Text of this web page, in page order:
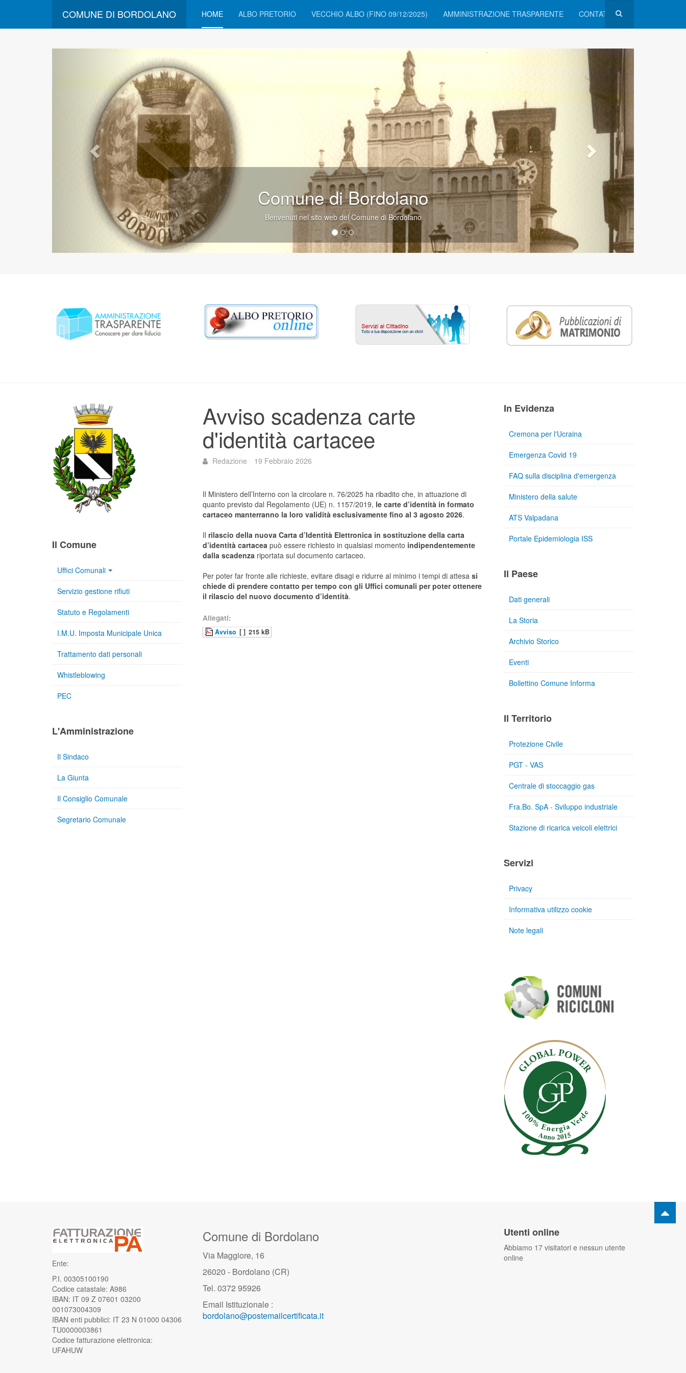
COMUNE DI BORDOLANO HOME ALBO PRETORIO VECCHIO ALBO (FINO 09/12/2025) AMMINISTRAZIONE TRASPARENTE CONTATTI
Comune di Bordolano
Benvenuti nel sito web del Comune di Bordolano
Avviso scadenza carte
d'identità cartacee
Redazione 19 Febbraio 2026
Il Ministero dell’Interno con la circolare n. 76/2025 ha ribadito che, in attuazione di
quanto previsto dal Regolamento (UE) n. 1157/2019, le carte d’identità in formato
cartaceo manterranno la loro validità esclusivamente fino al 3 agosto 2026.
Il rilascio della nuova Carta d’Identità Elettronica in sostituzione della carta
d’identità cartacea può essere richiesto in qualsiasi momento indipendentemente
dalla scadenza riportata sul documento cartaceo.
Per poter far fronte alle richieste, evitare disagi e ridurre al minimo i tempi di attesa si
chiede di prendere contatto per tempo con gli Uffici comunali per poter ottenere
il rilascio del nuovo documento d’identità.
Allegati:
Avviso [ ] 215 kB
Il Comune
Uffici Comunali
Servizio gestione rifiuti
Statuto e Regolamenti
I.M.U. Imposta Municipale Unica
Trattamento dati personali
Whistleblowing
PEC
L'Amministrazione
Il Sindaco
La Giunta
Il Consiglio Comunale
Segretario Comunale
In Evidenza
Cremona per l'Ucraina
Emergenza Covid 19
FAQ sulla disciplina d'emergenza
Ministero della salute
ATS Valpadana
Portale Epidemiologia ISS
Il Paese
Dati generali
La Storia
Archivio Storico
Eventi
Bollettino Comune Informa
Il Territorio
Protezione Civile
PGT - VAS
Centrale di stoccaggio gas
Fra.Bo. SpA - Sviluppo industriale
Stazione di ricarica veicoli elettrici
Servizi
Privacy
Informativa utilizzo cookie
Note legali
Ente:
P.I. 00305100190
Codice catastale: A986
IBAN: IT 09 Z 07601 03200
001073004309
IBAN enti pubblici: IT 23 N 01000 04306
TU0000003861
Codice fatturazione elettronica:
UFAHUW
Comune di Bordolano
Via Maggiore, 16
26020 - Bordolano (CR)
Tel. 0372 95926
Email Istituzionale :
bordolano@postemailcertificata.it
Utenti online
Abbiamo 17 visitatori e nessun utente
online